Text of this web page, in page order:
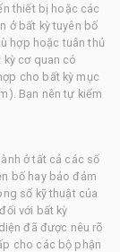
thiết bị hoặc các
ở bất kỳ tuyên bố
hợp hoặc tuân thủ
kỳ cơ quan có
cho bất kỳ mục
Bạn nên tự kiểm
ở tất cả các số
bố hay bảo đảm
số kỹ thuật của
với bất kỳ
đã được nêu rõ
cho các bộ phận